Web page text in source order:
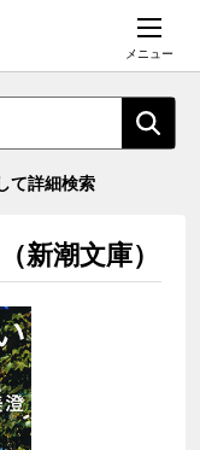
メニュー
て詳細検索
新潮文庫）